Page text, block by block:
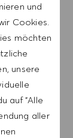
und
Cookies.
möchten
unsere
auf "Alle
aller
kann
in
Ich